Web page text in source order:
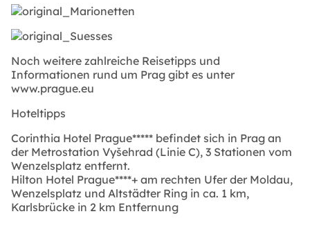
Noch weitere zahlreiche Reisetipps und
Informationen rund um Prag gibt es unter
www.prague.eu
Hoteltipps
Corinthia Hotel Prague***** befindet sich in Prag an
der Metrostation Vyšehrad (Linie C), 3 Stationen vom
Wenzelsplatz entfernt.
Hilton Hotel Prague****+ am rechten Ufer der Moldau,
Wenzelsplatz und Altstädter Ring in ca. 1 km,
Karlsbrücke in 2 km Entfernung